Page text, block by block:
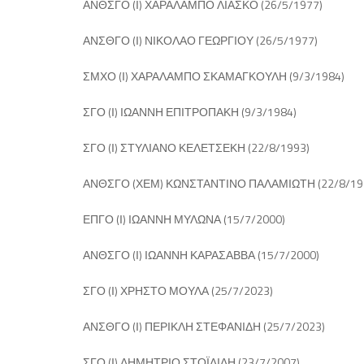
ΑΝΘΣΓΟ (Ι) ΧΑΡΑΛΑΜΠΟ ΛΙΑΣΚΟ (26/5/1977)
ΑΝΣΘΓΟ (Ι) ΝΙΚΟΛΑΟ ΓΕΩΡΓΙΟΥ (26/5/1977)
ΣΜΧΟ (Ι) ΧΑΡΑΛΑΜΠΟ ΣΚΑΜΑΓΚΟΥΛΗ (9/3/1984)
ΣΓΟ (Ι) ΙΩΑΝΝΗ ΕΠΙΤΡΟΠΑΚΗ (9/3/1984)
ΣΓΟ (Ι) ΣΤΥΛΙΑΝΟ ΚΕΛΕΤΣΕΚΗ (22/8/1993)
ΑΝΘΣΓΟ (ΧΕΜ) ΚΩΝΣΤΑΝΤΙΝΟ ΠΑΛΑΜΙΩΤΗ (22/8/
ΕΠΓΟ (Ι) ΙΩΑΝΝΗ ΜΥΛΩΝΑ (15/7/2000)
ΑΝΘΣΓΟ (Ι) ΙΩΑΝΝΗ ΚΑΡΑΣΑΒΒΑ (15/7/2000)
ΣΓΟ (Ι) ΧΡΗΣΤΟ ΜΟΥΛΑ (25/7/2023)
ΑΝΣΘΓΟ (Ι) ΠΕΡΙΚΛΗ ΣΤΕΦΑΝΙΔΗ (25/7/2023)